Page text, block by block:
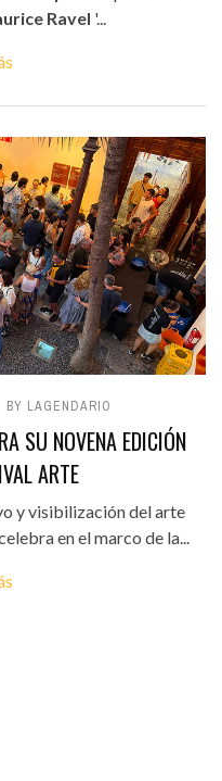
Ravel '...
BY LAGENDARIO
SU NOVENA EDICIÓN
ARTE
y visibilización del arte
en el marco de la...